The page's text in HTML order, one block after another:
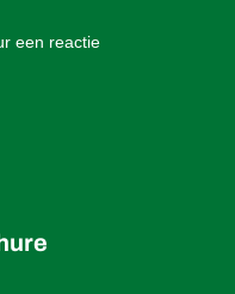
een reactie